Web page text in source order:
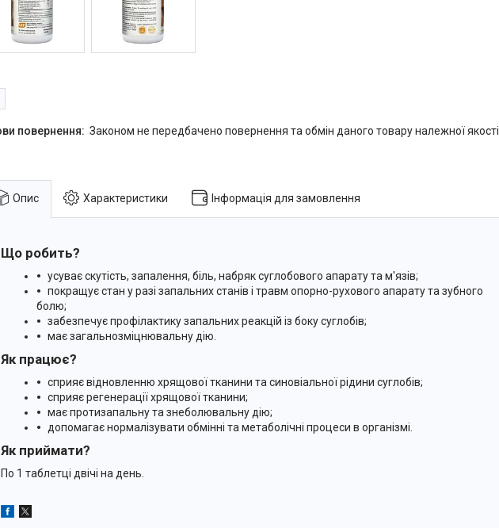
Законом не передбачено повернення та обмін даного товару належної якості
Опис Характеристики Інформація для замовлення
Що робить?
усуває скутість, запалення, біль, набряк суглобового апарату та м'язів;
покращує стан у разі запальних станів і травм опорно-рухового апарату та зубного
болю;
забезпечує профілактику запальних реакцій із боку суглобів;
має загальнозміцнювальну дію.
Як працює?
сприяє відновленню хрящової тканини та синовіальної рідини суглобів;
сприяє регенерації хрящової тканини;
має протизапальну та знеболювальну дію;
допомагає нормалізувати обмінні та метаболічні процеси в організмі.
Як приймати?
По 1 таблетці двічі на день.